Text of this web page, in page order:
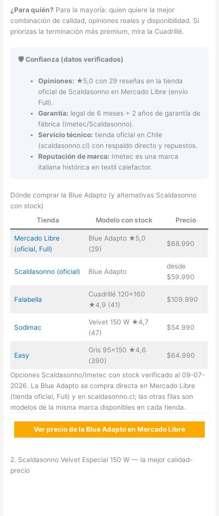
¿Para quién? Para la mayoría: quien quiere la mejor
combinación de calidad, opiniones reales y disponibilidad. Si
priorizas la terminación más premium, mira la Cuadrillé.
🛡️ Confianza (datos verificados)
Opiniones: ★5,0 con 29 reseñas en la tienda
oficial de Scaldasonno en Mercado Libre (envío
Full).
Garantía: legal de 6 meses + 2 años de garantía de
fábrica (Imetec/Scaldasonno).
Servicio técnico: tienda oficial en Chile
(scaldasonno.cl) con respaldo directo y repuestos.
Reputación de marca: Imetec es una marca
italiana histórica en textil calefactor.
Dónde comprar la Blue Adapto (y alternativas Scaldasonno
con stock)
Tienda
Modelo con stock Precio
Mercado Libre
(oficial, Full)
Blue Adapto ★5,0
(29)
$68.990
Scaldasonno (oficial) Blue Adapto
desde
$59.990
Falabella
Cuadrillé 120×160
★4,9 (41)
$109.990
Sodimac
Velvet 150 W ★4,7
(47)
$54.990
Easy
Gris 95×150 ★4,6
(390)
$64.990
Opciones Scaldasonno/Imetec con stock verificado al 09-07-
2026. La Blue Adapto se compra directa en Mercado Libre
(tienda oficial, Full) y en scaldasonno.cl; las otras filas son
modelos de la misma marca disponibles en cada tienda.
Ver precio de la Blue Adapto en Mercado Libre
2. Scaldasonno Velvet Especial 150 W — la mejor calidad-
precio